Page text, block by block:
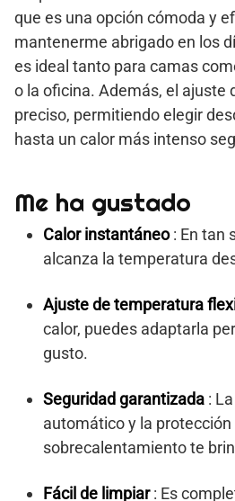
que es una opción cómoda y
mantenerme abrigado en los
es ideal tanto para camas
o la oficina. Además, el ajuste
preciso, permitiendo elegir
hasta un calor más intenso
Me ha gustado
Calor instantáneo: En tan
alcanza la temperatura
Ajuste de temperatura
calor, puedes adaptarla
gusto.
Seguridad garantizada :
automático y la protección
sobrecalentamiento te
Fácil de limpiar: Es